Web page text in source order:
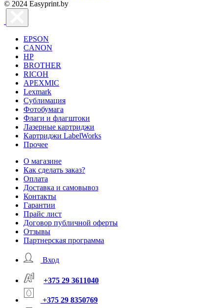
© 2024 Easyprint.by
EPSON
CANON
HP
BROTHER
RICOH
APEXMIC
Lexmark
Сублимация
Фотобумага
Флаги и флагштоки
Лазерные картриджи
Картриджи LabelWorks
Прочее
О магазине
Как сделать заказ?
Оплата
Доставка и самовывоз
Контакты
Гарантии
Прайс лист
Договор публичной оферты
Отзывы
Партнерская программа
Вход
+375 29 3611040
+375 29 8350769